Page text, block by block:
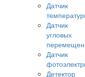
Датчик
Датчик
угловых
Датчик
Детектор